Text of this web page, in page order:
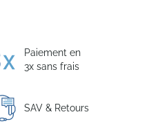
Paiement en
3x sans frais
SAV & Retours